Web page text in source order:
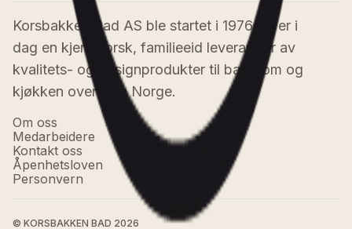
Korsbakken Bad AS ble startet i 1976 og er i
dag en kjent norsk, familieeid leverandør av
kvalitets- og designprodukter til baderom og
kjøkken over hele Norge.
Om oss
Medarbeidere
Kontakt oss
Åpenhetsloven
Personvern
© KORSBAKKEN BAD 2026